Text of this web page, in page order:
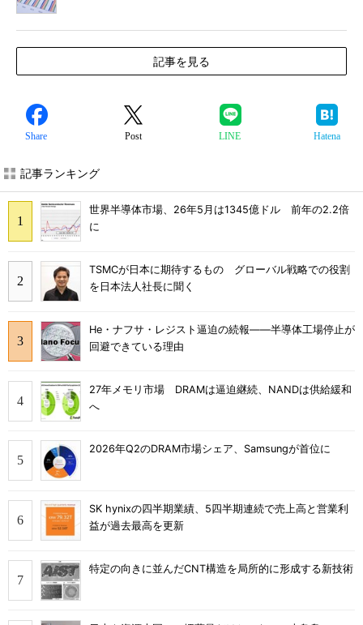
記事を見る
Share Post LINE Hatena
記事ランキング
世界半導体市場、26年5月は1345億ドル 前年の2.2倍
に
TSMCが日本に期待するもの グローバル戦略での役割
を日本法人社長に聞く
He・ナフサ・レジスト逼迫の続報――半導体工場停止が
回避できている理由
27年メモリ市場 DRAMは逼迫継続、NANDは供給緩和
へ
2026年Q2のDRAM市場シェア、Samsungが首位に
SK hynixの四半期業績、5四半期連続で売上高と営業利
益が過去最高を更新
特定の向きに並んだCNT構造を局所的に形成する新技術